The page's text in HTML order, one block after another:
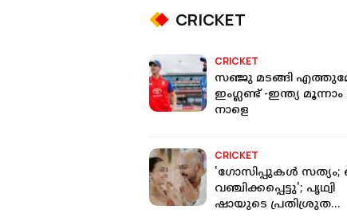
CRICKET
CRICKET
സഞ്ജു മടങ്ങി
ഇംഗ്ലണ്ട് -ഇന്ത്യ മൂന്നാം
നാളെ
CRICKET
'ഗോസിപ്പുകൾ
വഞ്ചിക്കപ്പെട്ടു'; പൃഥ്വി
ഷായുടെ പ്രതിശ്രുത